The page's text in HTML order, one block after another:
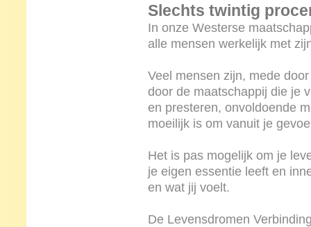
Slechts twintig
In onze Westerse
alle mensen werkelijk met
Veel mensen zijn, mede
door de maatschappij die je
en presteren, onvoldoende
moeilijk is om vanuit je
Het is pas mogelijk om je
je eigen essentie leeft en
en wat jij voelt.
De Levensdromen